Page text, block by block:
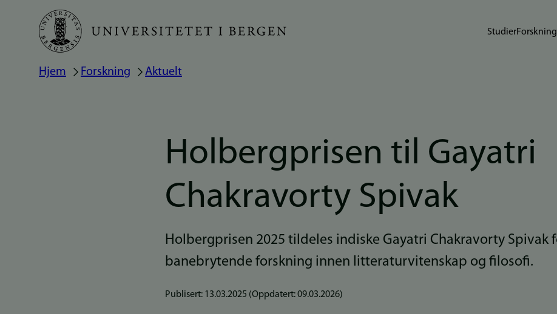
Hopp
hovedinnhold
StudierForskning
Navigasjonssti
Hjem Forskning Aktuelt
Holbergprisen til Gayatri
Chakravorty Spivak
Holbergprisen 2025 tildeles indiske Gayatri Chakravorty Spivak
banebrytende forskning innen litteraturvitenskap og filosofi.
Publisert: 13.03.2025 (Oppdatert:09.03.2026)